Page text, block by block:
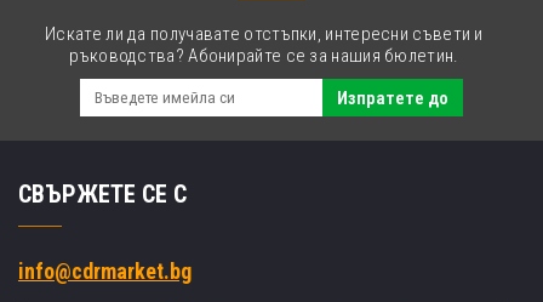
Искате ли да получавате отстъпки, интересни съвети и
ръководства? Абонирайте се за нашия бюлетин.
Изпратете до
СВЪРЖЕТЕ СЕ С
info@cdrmarket.bg